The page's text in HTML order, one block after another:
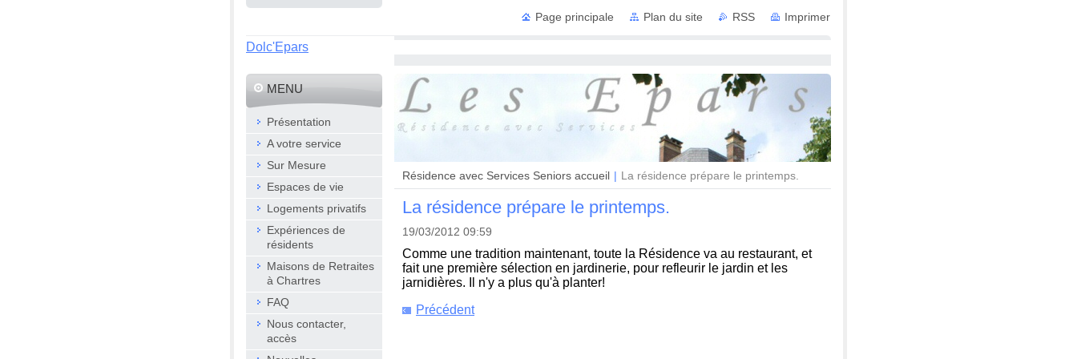
Dolc'Epars
Résidence avec Services
Résidence avec Services Seniors accueil La résidence prépare le printemps.
La résidence prépare le printemps.
19/03/2012 09:59
Comme une tradition maintenant, toute la Résidence va au restaurant, et
fait une première sélection en jardinerie, pour refleurir le jardin et les
jarnidières. Il n'y a plus qu'à planter!
Précédent
MENU
Présentation
A votre service
Sur Mesure
Espaces de vie
Logements privatifs
Expériences de
résidents
Maisons de Retraites
à Chartres
FAQ
Nous contacter,
accès
Page principale Plan du site RSS Imprimer